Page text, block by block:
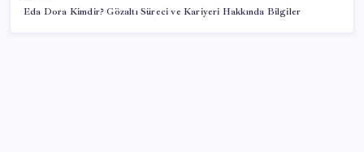
Eda Dora Kimdir? Gözaltı Süreci ve Kariyeri Hakkında Bilgiler